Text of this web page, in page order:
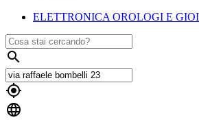
ELETTRONICA OROLOGI E


